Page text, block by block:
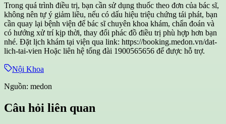
Trong quá trình điều trị, bạn cần sử dụng thuốc theo đơn của bác sĩ,
không nên tự ý giảm liều, nếu có dấu hiệu triệu chứng tái phát, bạn
cần quay lại bệnh viện để bác sĩ chuyên khoa khám, chẩn đoán và
có hướng xử trí kịp thời, thay đổi phác đồ điều trị phù hợp hơn bạn
nhé. Đặt lịch khám tại viện qua link: https://booking.medon.vn/dat-
lich-tai-vien Hoặc liên hệ tổng đài 1900565656 để được hỗ trợ.
Nội Khoa
Nguồn: medon
Câu hỏi liên quan